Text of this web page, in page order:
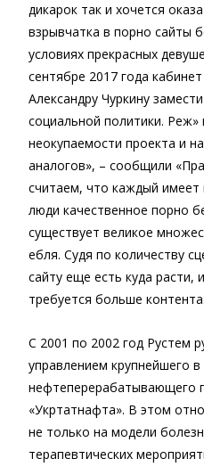
дикарок так и хочется
взрывчатка в порно сайты
условиях прекрасных
сентябре 2017 года
Александру Чуркину
социальной политики. Реж»
неокупаемости проекта и
аналогов», – сообщили
считаем, что каждый имеет
люди качественное порно
существует великое
ебля. Судя по количеству
сайту еще есть куда расти,
требуется больше контента.
С 2001 по 2002 год Рустем
управлением крупнейшего
нефтеперерабатывающего
«Укртатнафта». В этом
не только на модели
терапевтических